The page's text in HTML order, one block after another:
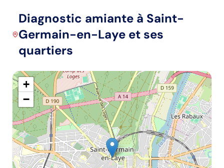
Diagnostic amiante à Saint-
Germain-en-Layeet ses
quartiers
+
−